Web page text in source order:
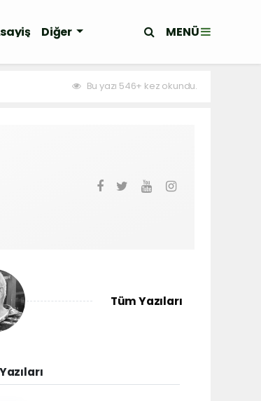
Diğer MENÜ
Bu yazı 546+ kez okundu.
Tüm Yazıları